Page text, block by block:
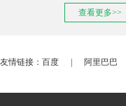
查看更多>>
友情链接： 百度 阿里巴巴